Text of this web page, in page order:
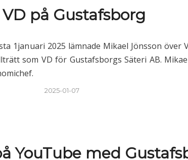
VD på Gustafsborg
1januari 2025 lämnade Mikael Jönsson över
som VD för Gustafsborgs Säteri AB.
2025-01-07
YouTube med